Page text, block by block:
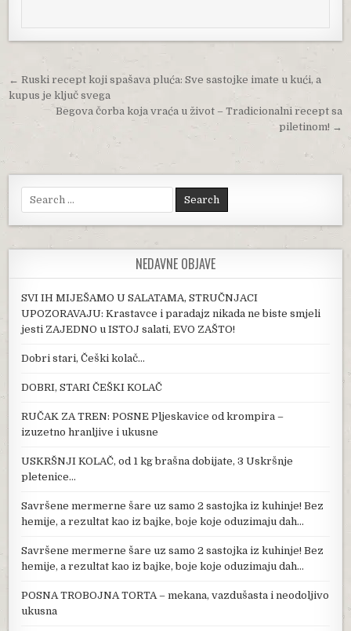
Post navigation
← Ruski recept koji spašava pluća: Sve sastojke imate u kući, a
kupus je ključ svega
Begova čorba koja vraća u život – Tradicionalni recept sa
piletinom! →
Search for:
NEDAVNE OBJAVE
SVI IH MIJEŠAMO U SALATAMA, STRUČNJACI
UPOZORAVAJU: Krastavce i paradajz nikada ne biste smjeli
jesti ZAJEDNO u ISTOJ salati, EVO ZAŠTO!
Dobri stari, Češki kolač…
DOBRI, STARI ČEŠKI KOLAČ
RUČAK ZA TREN: POSNE Pljeskavice od krompira –
izuzetno hranljive i ukusne
USKRŠNJI KOLAČ, od 1 kg brašna dobijate, 3 Uskršnje
pletenice…
Savršene mermerne šare uz samo 2 sastojka iz kuhinje! Bez
hemije, a rezultat kao iz bajke, boje koje oduzimaju dah…
Savršene mermerne šare uz samo 2 sastojka iz kuhinje! Bez
hemije, a rezultat kao iz bajke, boje koje oduzimaju dah…
POSNA TROBOJNA TORTA – mekana, vazdušasta i neodoljivo
ukusna